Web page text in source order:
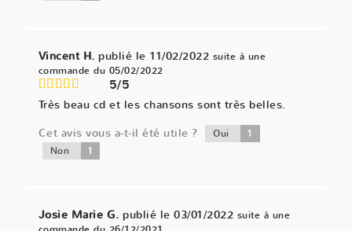
Vincent H.publié le 11/02/2022 suite à une
commande du 05/02/2022
5/5
Très beau cd et les chansons sont très belles.
Cet avis vous a-t-il été utile ?
Oui 1
Non 1
Josie Marie G.publié le 03/01/2022 suite à une